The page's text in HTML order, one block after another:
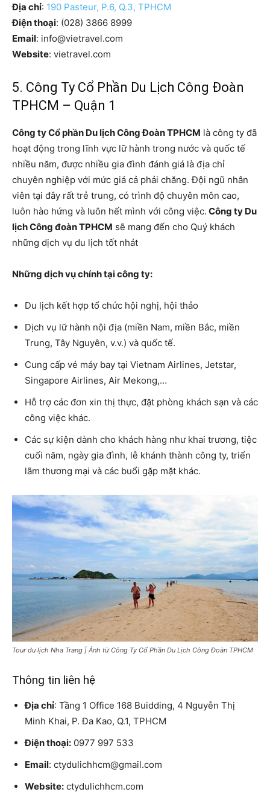
Địa chỉ: 190 Pasteur, P.6, Q.3, TPHCM
Điện thoại: (028) 3866 8999
Email: info@vietravel.com
Website: vietravel.com
5. Công Ty Cổ Phần Du Lịch Công Đoàn
TPHCM – Quận 1
Công ty Cổ phần Du lịch Công Đoàn TPHCM là công ty đã
hoạt động trong lĩnh vực lữ hành trong nước và quốc tế
nhiều năm, được nhiều gia đình đánh giá là địa chỉ
chuyên nghiệp với mức giá cả phải chăng. Đội ngũ nhân
viên tại đây rất trẻ trung, có trình độ chuyên môn cao,
luôn hào hứng và luôn hết mình với công việc. Công ty Du
lịch Công đoàn TPHCM sẽ mang đến cho Quý khách
những dịch vụ du lịch tốt nhát
Những dịch vụ chính tại công ty:
Du lịch kết hợp tổ chức hội nghị, hội thảo
Dịch vụ lữ hành nội địa (miền Nam, miền Bắc, miền
Trung, Tây Nguyên, v.v.) và quốc tế.
Cung cấp vé máy bay tại Vietnam Airlines, Jetstar,
Singapore Airlines, Air Mekong,…
Hỗ trợ các đơn xin thị thực, đặt phòng khách sạn và các
công việc khác.
Các sự kiện dành cho khách hàng như khai trương, tiệc
cuối năm, ngày gia đình, lễ khánh thành công ty, triển
lãm thương mại và các buổi gặp mặt khác.
Tour du lịch Nha Trang | Ảnh từ Công Ty Cổ Phần Du Lịch Công Đoàn TPHCM
Thông tin liên hệ
Địa chỉ: Tầng 1 Office 168 Buidding, 4 Nguyễn Thị
Minh Khai, P. Đa Kao, Q.1, TPHCM
Điện thoại: 0977 997 533
Email: ctydulichhcm@gmail.com
Website: ctydulichhcm.com